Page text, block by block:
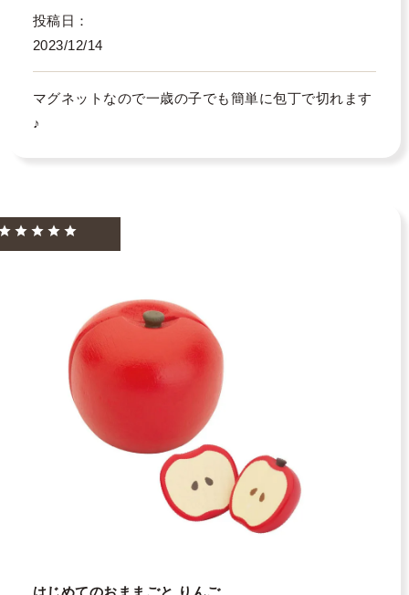
投稿日
2023/12/14
マグネットなので一歳の子でも簡単に包丁で切れます
♪
はじめてのおままごと りんご